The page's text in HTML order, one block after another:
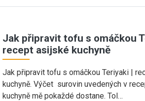
Jak připravit tofu s omáčkou
recept asijské kuchyně
Jak připravit tofu s omáčkou Teriyaki |
kuchyně. Výčet surovin uvedených v
kuchyně mě pokaždé dostane. Tol…